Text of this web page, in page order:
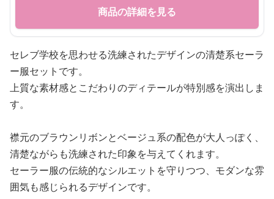
商品の詳細を見る
セレブ学校を思わせる洗練されたデザインの清楚系セーラ
ー服セットです。
上質な素材感とこだわりのディテールが特別感を演出しま
す。
襟元のブラウンリボンとベージュ系の配色が大人っぽく、
清楚ながらも洗練された印象を与えてくれます。
セーラー服の伝統的なシルエットを守りつつ、モダンな雰
囲気も感じられるデザインです。